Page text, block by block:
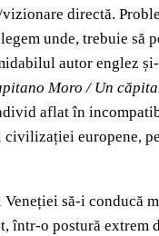
directă.
unde, trebuie să
autor englez
Moro / Un
aflat în
europene,
să-i conducă
într-o postură extrem